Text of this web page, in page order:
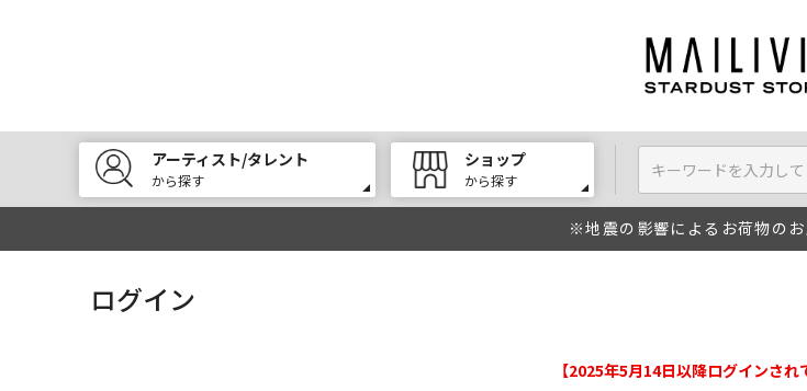
アーティスト/タレント
から探す
ショップ
から探す
※地震の影響によるお荷物の
ログイン
【2025年5月14日以降ログインされ